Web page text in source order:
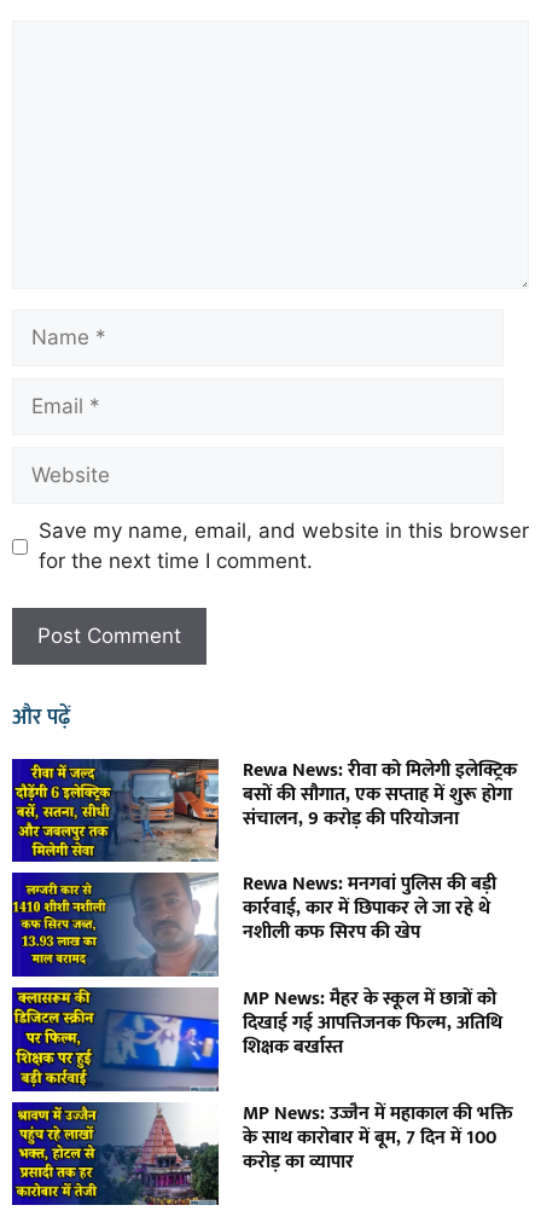
Save my name, email, and website in this browser
for the next time I comment.
और पढ़ें
Rewa News: रीवा को मिलेगी इलेक्ट्रिक
बसों की सौगात, एक सप्ताह में शुरू होगा
संचालन, 9 करोड़ की परियोजना
Rewa News: मनगवां पुलिस की बड़ी
कार्रवाई, कार में छिपाकर ले जा रहे थे
नशीली कफ सिरप की खेप
MP News: मैहर के स्कूल में छात्रों को
दिखाई गई आपत्तिजनक फिल्म, अतिथि
शिक्षक बर्खास्त
MP News: उज्जैन में महाकाल की भक्ति
के साथ कारोबार में बूम, 7 दिन में 100
करोड़ का व्यापार